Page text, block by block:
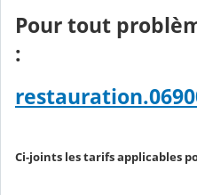
Pour tout
:
Ci-joints les tarifs applicables